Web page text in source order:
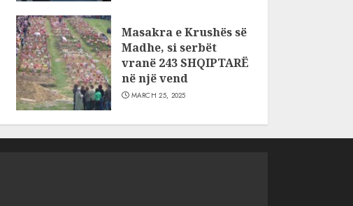
Masakra e Krushës së
Madhe, si serbët
vranë 243 SHQIPTARË
në një vend
MARCH 25, 2025